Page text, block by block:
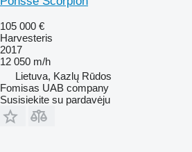
105 000 €
Harvesteris
2017
12 050 m/h
Lietuva, Kazlų Rūdos
Fomisas UAB company
Susisiekite su pardavėju